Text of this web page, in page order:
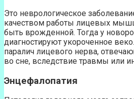
Это неврологическое
качеством работы лицевых
быть врожденной. Тогда у
диагностируют укороченное
паралич лицевого нерва,
во сне, вследствие травмы или
Энцефалопатия